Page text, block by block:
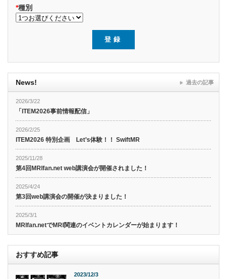
*種別
News!
2026/3/22
「ITEM2026事前情報配信」
2026/2/25
ITEM2026 特別企画 Let’s体験！！ SwiftMR
2025/11/28
第4回MRIfan.net web講演会が開催されました！
2025/4/24
第3回web講演会の開催が決まりました！
2025/3/1
MRIfan.netでMRI関連のイベントカレンダーが始まります！
過去の記事
おすすめ記事
2023/12/3